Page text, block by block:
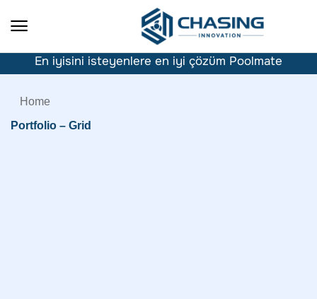
En iyisini isteyenlere en iyi çözüm Poolmate
Home
Portfolio – Grid